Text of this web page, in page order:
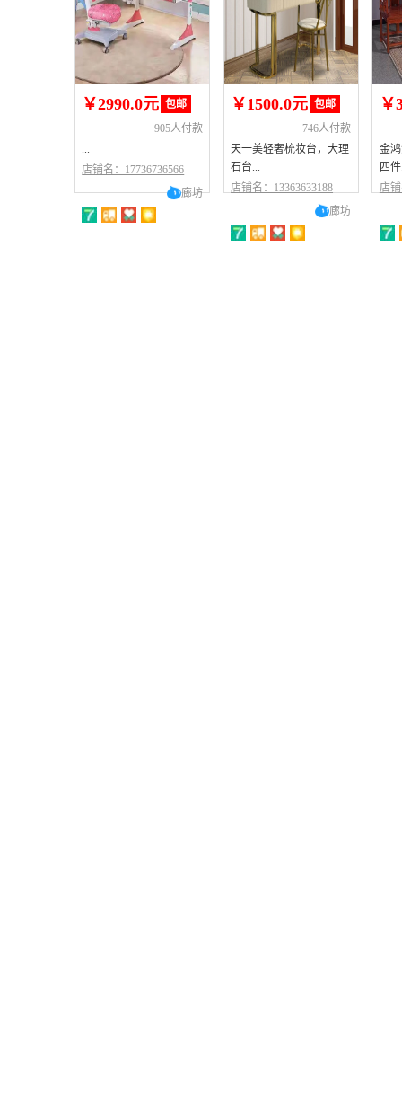
￥2990.0元 包邮
905人付款
...
店铺名：17736736566
廊坊
￥1500.0元 包邮
746人付款
天一美轻奢梳妆台，大理
石台...
店铺名：13363633188
廊坊
￥
金
四
店铺